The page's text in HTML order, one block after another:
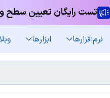
تست رایگان تعیین سطح
نرم‌افزار‌ها ابزارها